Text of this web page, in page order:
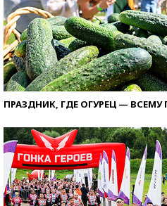
ПРАЗДНИК, ГДЕ ОГУРЕЦ — ВСЕМУ